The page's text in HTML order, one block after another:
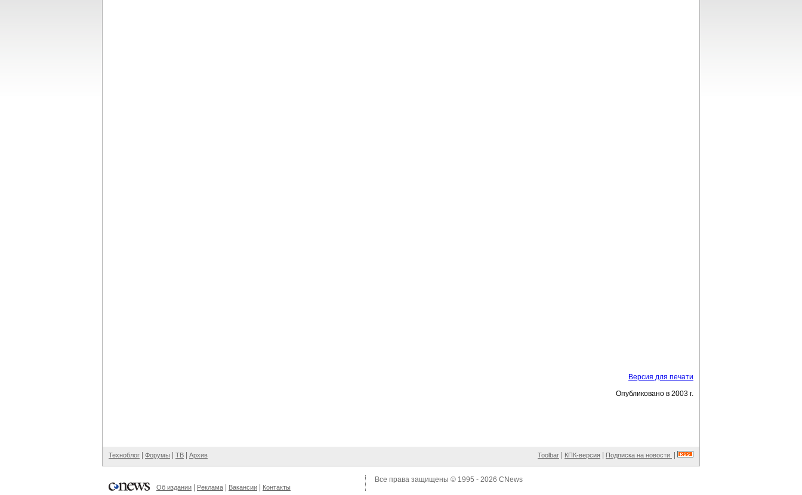
Версия для печати
Опубликовано в 2003 г.
Техноблог Форумы ТВ Архив Toolbar КПК-версия Подписка на новости
Об издании Реклама Вакансии Контакты
Все права защищены © 1995 - 2026 CNews